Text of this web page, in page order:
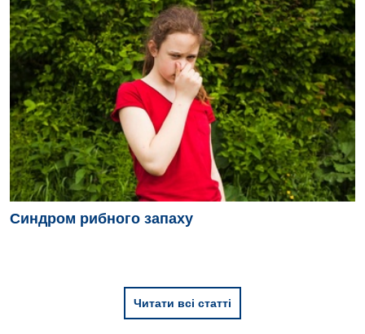
Синдром рибного запаху
Читати всі статті